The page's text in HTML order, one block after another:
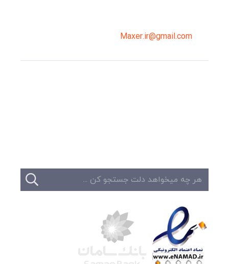
Maxer.ir@gmail.com